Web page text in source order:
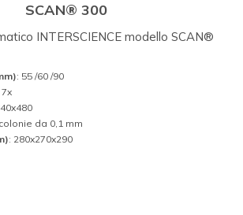
SCAN® 300
INTERSCIENCE modello SCAN®
: 55 /60 /90
da 0,1 mm
: 280x270x290